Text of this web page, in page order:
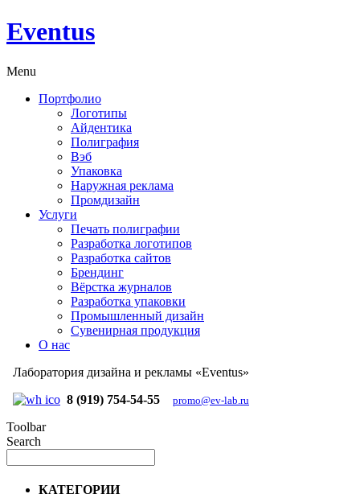
Eventus
Menu
Портфолио
Логотипы
Айдентика
Полиграфия
Вэб
Упаковка
Наружная реклама
Промдизайн
Услуги
Печать полиграфии
Разработка логотипов
Разработка сайтов
Брендинг
Вёрстка журналов
Разработка упаковки
Промышленный дизайн
Сувенирная продукция
О нас
Лаборатория дизайна и рекламы «Eventus»
8 (919) 754-54-55
promo@ev-lab.ru
Toolbar
Search
КАТЕГОРИИ